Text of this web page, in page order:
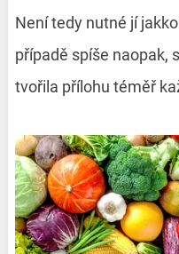
Není tedy nutné jí
případě spíše naopak,
tvořila přílohu téměř